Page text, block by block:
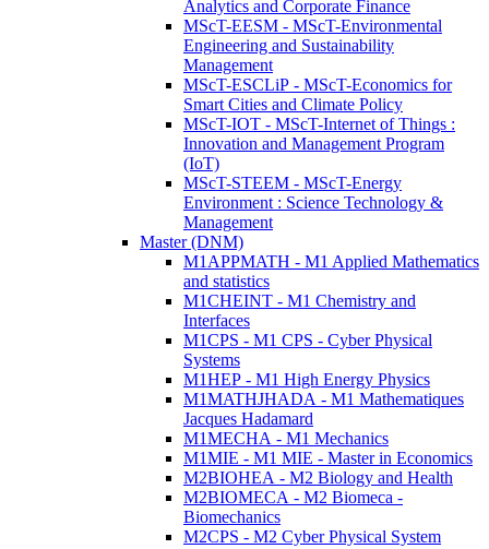
Analytics and Corporate Finance
MScT-EESM - MScT-Environmental
Engineering and Sustainability
Management
MScT-ESCLiP - MScT-Economics for
Smart Cities and Climate Policy
MScT-IOT - MScT-Internet of Things :
Innovation and Management Program
(IoT)
MScT-STEEM - MScT-Energy
Environment : Science Technology &
Management
Master (DNM)
M1APPMATH - M1 Applied Mathematics
and statistics
M1CHEINT - M1 Chemistry and
Interfaces
M1CPS - M1 CPS - Cyber Physical
Systems
M1HEP - M1 High Energy Physics
M1MATHJHADA - M1 Mathematiques
Jacques Hadamard
M1MECHA - M1 Mechanics
M1MIE - M1 MIE - Master in Economics
M2BIOHEA - M2 Biology and Health
M2BIOMECA - M2 Biomeca -
Biomechanics
M2CPS - M2 Cyber Physical System